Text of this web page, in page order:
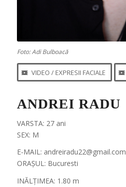
Foto: Adi Bulboacă
VIDEO / EXPRESII FACIALE
ANDREI RADU
VARSTA: 27 ani
SEX: M
E-MAIL: andreiradu22@gmail.com
ORAȘUL: Bucuresti
INĂLȚIMEA: 1.80 m